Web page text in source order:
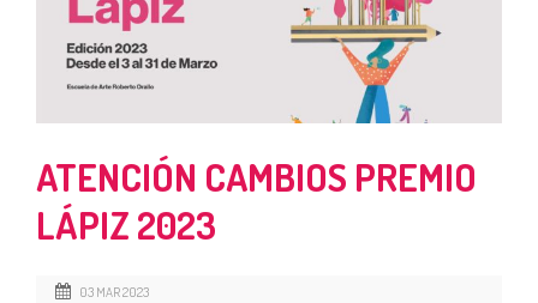
ATENCIÓN CAMBIOS PREMIO
LÁPIZ 2023
03 MAR 2023